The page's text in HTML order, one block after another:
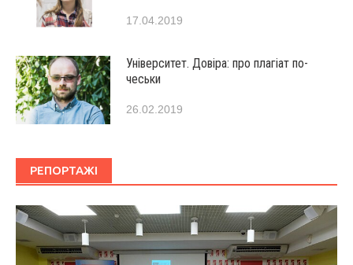
17.04.2019
Університет. Довіра: про плагіат по-
чеськи
26.02.2019
РЕПОРТАЖІ